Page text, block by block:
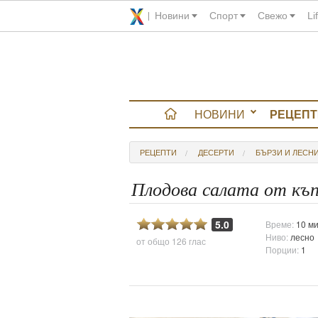
Новини Спорт Свежо
НОВИНИ
РЕЦЕПТИ ДЕСЕРТИ БЪРЗИ И ЛЕСНИ
Плодова салата от
5.0
от общо 126 глас
Време: 10
Ниво: лесно
Порции: 1